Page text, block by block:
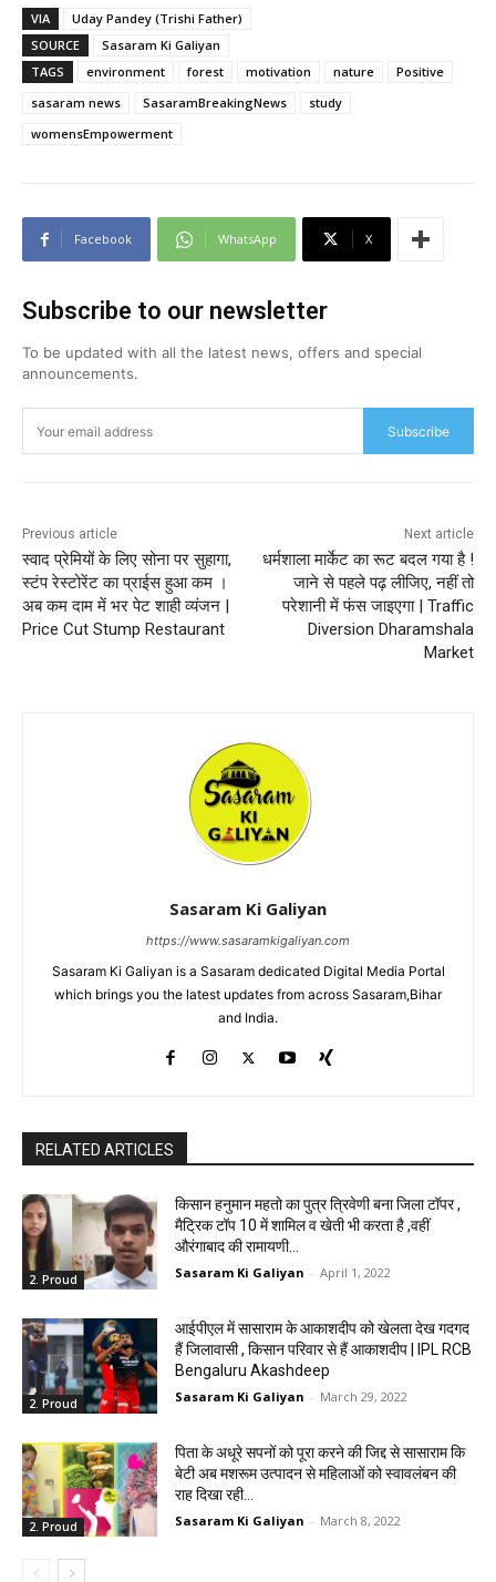
VIA
Uday Pandey (Trishi Father)
SOURCE
Sasaram Ki Galiyan
TAGS
environment forest motivation nature
Positive
sasaram news
SasaramBreakingNews
study
womensEmpowerment
Facebook WhatsApp X
Subscribe to our newsletter
To be updated with all the latest news, offers and special
announcements.
Subscribe
Previous article
स्वाद प्रेमियों के लिए सोना पर सुहागा,
स्टंप रेस्टोरेंट का प्राईस हुआ कम ।
अब कम दाम में भर पेट शाही व्यंजन |
Price Cut Stump Restaurant
Next article
धर्मशाला मार्केट का रूट बदल गया है !
जाने से पहले पढ़ लीजिए, नहीं तो
परेशानी में फंस जाइएगा | Traffic
Diversion Dharamshala
Market
Sasaram Ki Galiyan
https://www.sasaramkigaliyan.com
Sasaram Ki Galiyan is a Sasaram dedicated Digital Media Portal
which brings you the latest updates from across Sasaram,Bihar
and India.
RELATED ARTICLES
2. Proud
किसान हनुमान महतो का पुत्र त्रिवेणी बना जिला टॉपर ,
मैट्रिक टॉप 10 में शामिल व खेती भी करता है ,वहीं
औरंगाबाद की रामायणी...
Sasaram Ki Galiyan - April 1, 2022
2. Proud
आईपीएल में सासाराम के आकाशदीप को खेलता देख गदगद
हैं जिलावासी , किसान परिवार से हैं आकाशदीप | IPL RCB
Bengaluru Akashdeep
Sasaram Ki Galiyan - March 29, 2022
2. Proud
पिता के अधूरे सपनों को पूरा करने की जिद्द से सासाराम कि
बेटी अब मशरूम उत्पादन से महिलाओं को स्वावलंबन की
राह दिखा रही...
Sasaram Ki Galiyan - March 8, 2022